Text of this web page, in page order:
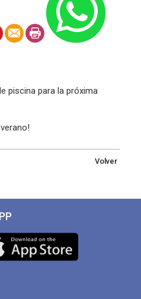
piscina para la próxima
Volver